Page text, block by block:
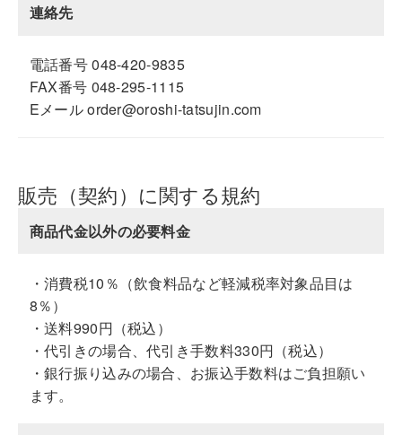
連絡先
電話番号 048-420-9835
FAX番号 048-295-1115
Eメール order@oroshi-tatsujin.com
販売（契約）に関する規約
商品代金以外の必要料金
・消費税10％（飲食料品など軽減税率対象品目は
8％）
・送料990円（税込）
・代引きの場合、代引き手数料330円（税込）
・銀行振り込みの場合、お振込手数料はご負担願い
ます。